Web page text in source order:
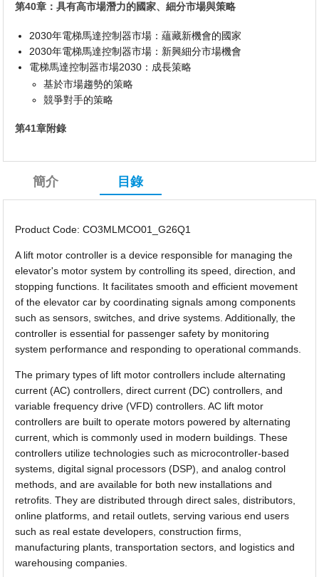
第40章：具有高市場潛力的國家、細分市場與策略
2030年電梯馬達控制器市場：蘊藏新機會的國家
2030年電梯馬達控制器市場：新興細分市場機會
電梯馬達控制器市場2030：成長策略
基於市場趨勢的策略
競爭對手的策略
第41章附錄
簡介 目錄
Product Code: CO3MLMCO01_G26Q1
A lift motor controller is a device responsible for managing the
elevator's motor system by controlling its speed, direction, and
stopping functions. It facilitates smooth and efficient movement
of the elevator car by coordinating signals among components
such as sensors, switches, and drive systems. Additionally, the
controller is essential for passenger safety by monitoring
system performance and responding to operational commands.
The primary types of lift motor controllers include alternating
current (AC) controllers, direct current (DC) controllers, and
variable frequency drive (VFD) controllers. AC lift motor
controllers are built to operate motors powered by alternating
current, which is commonly used in modern buildings. These
controllers utilize technologies such as microcontroller-based
systems, digital signal processors (DSP), and analog control
methods, and are available for both new installations and
retrofits. They are distributed through direct sales, distributors,
online platforms, and retail outlets, serving various end users
such as real estate developers, construction firms,
manufacturing plants, transportation sectors, and logistics and
warehousing companies.